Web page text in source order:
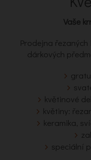
Vaše
Prodejna
dárkových
květinové
květiny:
keramika,
speciální